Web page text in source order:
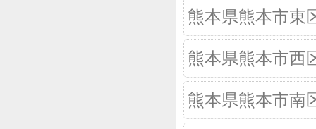
熊本県熊本市東
熊本県熊本市西
熊本県熊本市南